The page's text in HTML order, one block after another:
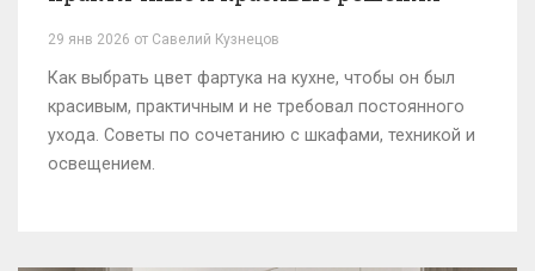
29 янв 2026 от Савелий Кузнецов
Как выбрать цвет фартука на кухне, чтобы он был
красивым, практичным и не требовал постоянного
ухода. Советы по сочетанию с шкафами, техникой и
освещением.